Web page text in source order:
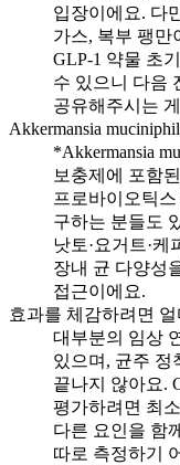
입장이에요. 다
가스, 복부 팽만
GLP-1 약물 초
수 있으니 다음
공유해주시는
Akkermansia
*Akkermansia
보충제에 포함
프로바이오틱
구하는 분들도
낫토·요거트·
장내 균 다양성
접근이에요.
효과를 체감하려면
대부분의 임상
있으며, 균주 정
끝나지 않아요.
평가하려면 최
다른 요인을 함
따로 측정하기